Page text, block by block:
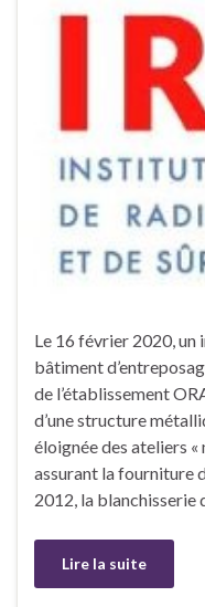
Le 16 février 2020, un
bâtiment
de l’établissement
d’une structure
éloignée des ateliers «
assurant la fourniture
2012, la blanchisserie
Lire la suite